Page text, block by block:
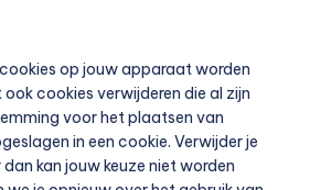
op jouw apparaat worden
cookies verwijderen die al zijn
voor het plaatsen van
in een cookie. Verwijder je
kan jouw keuze niet worden